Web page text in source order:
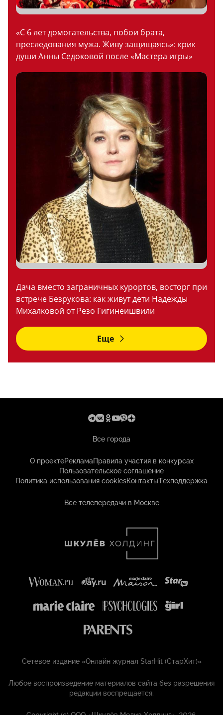
«С 6 лет домогательства, побои брата,
преследования мужа. Живу защищаясь»: крик
души Анны Седоковой после «Мастера игры»
Дача вместо заграничных курортов, восторг при
встрече Безрукова: как живут дети Надежды
Михалковой от Резо Гигинеишвили
Еще
Все города
О проектеРекламаПравила участия в конкурсах
Пользовательское соглашение
Политика использования cookiesКонтактыТехподдержка
Все телепередачи в Москве
Сетевое издание «Онлайн журнал StarHit (СтарХит)»
Любое воспроизведение материалов сайта без разрешения
редакции воспрещается.